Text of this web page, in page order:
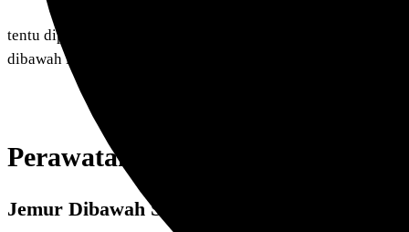
tentu diperlukan perawatan terbaik dan asupan makanan
dibawah ini.
Perawatan Harian Burung
Jemur Dibawah Sinar Matahari Dengan Rutin